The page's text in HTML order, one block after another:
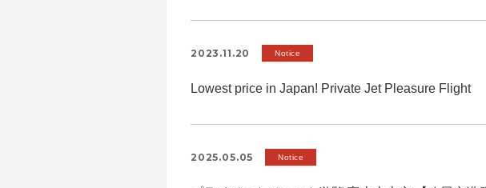
2023.11.20 Notice
Lowest price in Japan! Private Jet Pleasure Flight
2025.05.05 Notice